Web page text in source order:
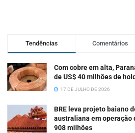
Tendências Comentários
Com cobre em alta,
de US$ 40 milhões de
17 DE JULHO DE 2026
BRE leva projeto baiano
australiana em operação
908 milhões